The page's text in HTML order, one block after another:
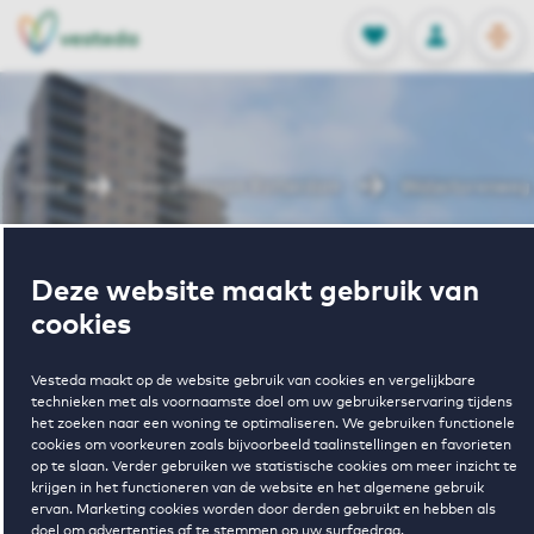
Deze website maakt gebruik van
cookies
Vesteda maakt op de website gebruik van cookies en vergelijkbare
technieken met als voornaamste doel om uw gebruikerservaring tijdens
het zoeken naar een woning te optimaliseren. We gebruiken functionele
cookies om voorkeuren zoals bijvoorbeeld taalinstellingen en favorieten
op te slaan. Verder gebruiken we statistische cookies om meer inzicht te
krijgen in het functioneren van de website en het algemene gebruik
ervan. Marketing cookies worden door derden gebruikt en hebben als
FAVORIETEN
Opgeslagen
INLOGGEN
NL
EN
Home Huurwoningen Rotterdam
Wonen in
Watertorenweg
Regelmatig beschikbaar